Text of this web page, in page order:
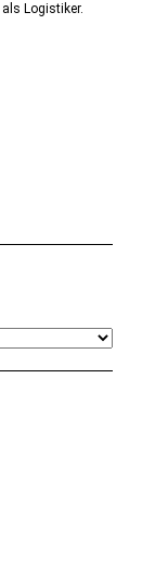
Logistiker.